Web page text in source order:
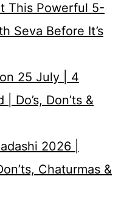
This Powerful 5-
Seva Before It’s
25 July | 4
Do’s, Don’ts &
2026 |
Chaturmas &